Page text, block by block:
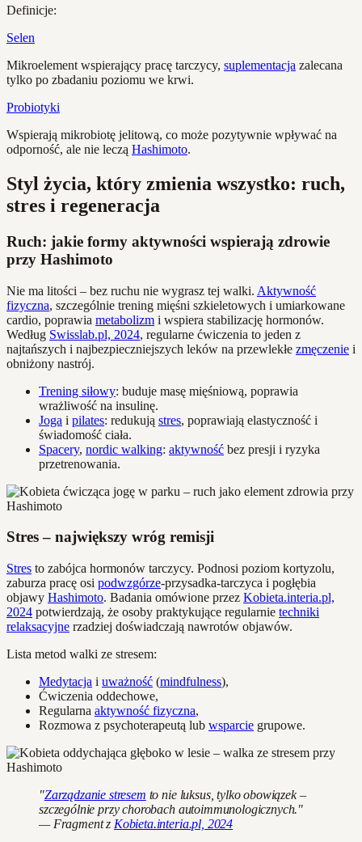
Definicje:
Selen
Mikroelement wspierający pracę tarczycy, suplementacja zalecana
tylko po zbadaniu poziomu we krwi.
Probiotyki
Wspierają mikrobiotę jelitową, co może pozytywnie wpływać na
odporność, ale nie leczą Hashimoto.
Styl życia, który zmienia wszystko: ruch,
stres i regeneracja
Ruch: jakie formy aktywności wspierają zdrowie
przy Hashimoto
Nie ma litości – bez ruchu nie wygrasz tej walki. Aktywność
fizyczna, szczególnie trening mięśni szkieletowych i umiarkowane
cardio, poprawia metabolizm i wspiera stabilizację hormonów.
Według Swisslab.pl, 2024, regularne ćwiczenia to jeden z
najtańszych i najbezpieczniejszych leków na przewlekłe zmęczenie i
obniżony nastrój.
Trening siłowy: buduje masę mięśniową, poprawia
wrażliwość na insulinę.
Joga i pilates: redukują stres, poprawiają elastyczność i
świadomość ciała.
Spacery, nordic walking: aktywność bez presji i ryzyka
przetrenowania.
Stres – największy wróg remisji
Stres to zabójca hormonów tarczycy. Podnosi poziom kortyzolu,
zaburza pracę osi podwzgórze-przysadka-tarczyca i pogłębia
objawy Hashimoto. Badania omówione przez Kobieta.interia.pl,
2024 potwierdzają, że osoby praktykujące regularnie techniki
relaksacyjne rzadziej doświadczają nawrotów objawów.
Lista metod walki ze stresem:
Medytacja i uważność (mindfulness),
Ćwiczenia oddechowe,
Regularna aktywność fizyczna,
Rozmowa z psychoterapeutą lub wsparcie grupowe.
"Zarządzanie stresem to nie luksus, tylko obowiązek –
szczególnie przy chorobach autoimmunologicznych."
— Fragment z Kobieta.interia.pl, 2024